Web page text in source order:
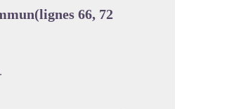
66, 72